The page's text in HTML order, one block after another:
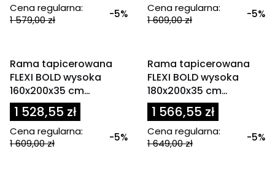
Cena regularna:
1 579,00 zł
-5%
Cena regularna:
1 609,00 zł
-5%
Rama tapicerowana
FLEXI BOLD wysoka
160x200x35 cm
oliwkowa / zielona
1 528,55 zł
Cena regularna:
1 609,00 zł
-5%
Rama tapicerowana
FLEXI BOLD wysoka
180x200x35 cm
granatowa
1 566,55 zł
Cena regularna:
1 649,00 zł
-5%